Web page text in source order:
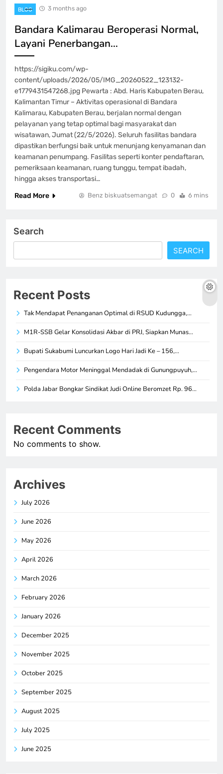
BLOG 3 months ago
Bandara Kalimarau Beroperasi Normal,
Layani Penerbangan…
https://sigiku.com/wp-
content/uploads/2026/05/IMG_20260522_123132-
e1779431547268.jpg Pewarta : Abd. Haris Kabupaten Berau,
Kalimantan Timur – Aktivitas operasional di Bandara
Kalimarau, Kabupaten Berau, berjalan normal dengan
pelayanan yang tetap optimal bagi masyarakat dan
wisatawan, Jumat (22/5/2026). Seluruh fasilitas bandara
dipastikan berfungsi baik untuk menunjang kenyamanan dan
keamanan penumpang. Fasilitas seperti konter pendaftaran,
pemeriksaan keamanan, ruang tunggu, tempat ibadah,
hingga akses transportasi…
Read More
Benz biskuatsemangat 0 6 mins
Search
SEARCH
Recent Posts
Tak Mendapat Penanganan Optimal di RSUD Kudungga,…
M1R-SSB Gelar Konsolidasi Akbar di PRJ, Siapkan Munas…
Bupati Sukabumi Luncurkan Logo Hari Jadi Ke – 156,…
Pengendara Motor Meninggal Mendadak di Gunungpuyuh,…
Polda Jabar Bongkar Sindikat Judi Online Beromzet Rp. 96…
Recent Comments
No comments to show.
Archives
July 2026
June 2026
May 2026
April 2026
March 2026
February 2026
January 2026
December 2025
November 2025
October 2025
September 2025
August 2025
July 2025
June 2025